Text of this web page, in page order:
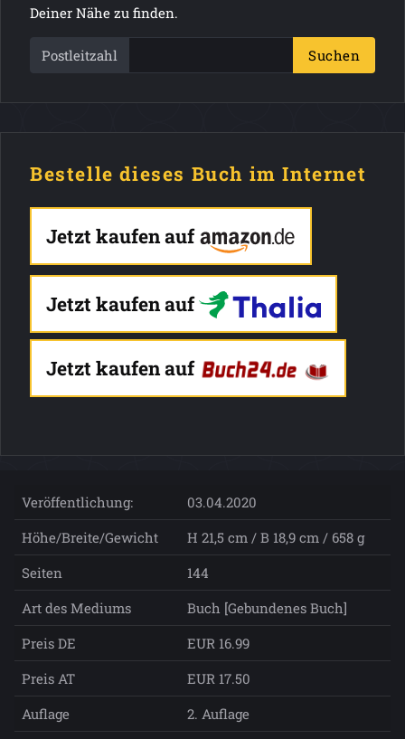
Deiner Nähe zu finden.
Postleitzahl Suchen
Bestelle dieses Buch im Internet
Jetzt kaufen auf
Jetzt kaufen auf
Jetzt kaufen auf
Veröffentlichung:
03.04.2020
Höhe/Breite/Gewicht
H 21,5 cm / B 18,9 cm / 658 g
Seiten
144
Art des Mediums
Buch [Gebundenes Buch]
Preis DE
EUR 16.99
Preis AT
EUR 17.50
Auflage
2. Auflage